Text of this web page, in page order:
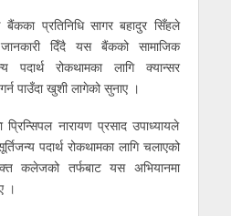
प्रतिनिधि सागर बहादुर सिँहले
जानकारी दिँदै यस बैंकको सामाजिक
पदार्थ रोकथामका लागि क्यान्सर
पाउँदा खुशी लागेको सुनाए ।
नारायण प्रसाद उपाध्यायले
पदार्थ रोकथामका लागि चलाएको
कलेजको तर्फबाट यस अभियानमा
।